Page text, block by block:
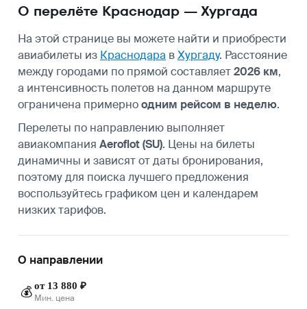
О перелёте Краснодар — Хургада
На этой странице вы можете найти и приобрести
авиабилеты из Краснодара вХургаду. Расстояние
между городами по прямой составляет2026 км,
а интенсивность полетов на данном маршруте
ограничена примерноодним рейсом в неделю.
Перелеты по направлению выполняет
авиакомпания Aeroflot (SU). Цены на билеты
динамичны и зависят от даты бронирования,
поэтому для поиска лучшего предложения
воспользуйтесь графиком цен и календарем
низких тарифов.
О направлении
💰 от 13 880 ₽
Мин. цена